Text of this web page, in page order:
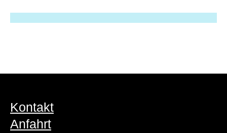
Kontakt
Anfahrt